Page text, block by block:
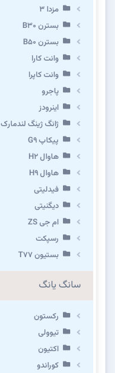
مزدا ۳
بسترن B۳۰
بسترن B۵۰
وانت کارا
وانت کاپرا
پاجرو
اینرودز
ژانگ ژینگ لندمارک
پیکاپ G۹
هاوال H۲
هاوال H۹
فیدلیتی
دیگنیتی
ام جی ZS
رسپکت
بستیون T۷۷
سانگ یانگ
رکستون
تیوولی
اکتیون
کوراندو